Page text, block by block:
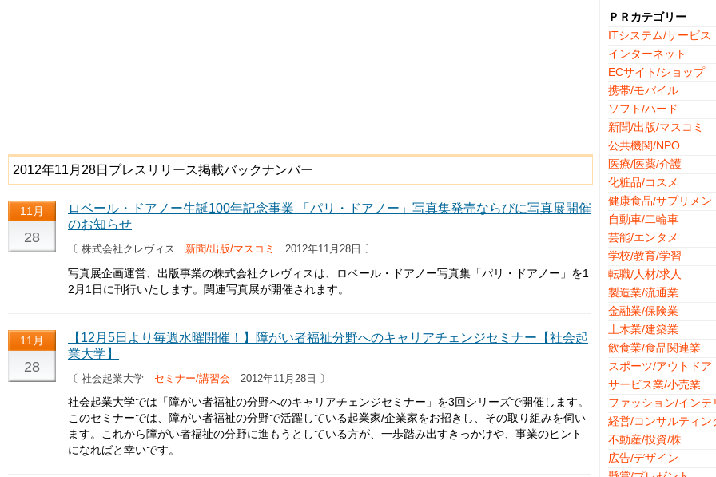
2012年11月28日プレスリリース掲載バックナンバー
11月
28
ロベール・ドアノー生誕100年記念事業 「パリ・ドアノー」写真集発売ならびに写真展開催
のお知らせ
〔 株式会社クレヴィス 新聞/出版/マスコミ 2012年11月28日 〕
写真展企画運営、出版事業の株式会社クレヴィスは、ロベール・ドアノー写真集「パリ・ドアノー」を1
2月1日に刊行いたします。関連写真展が開催されます。
11月
28
【12月5日より毎週水曜開催！】障がい者福祉分野へのキャリアチェンジセミナー【社会起
業大学】
〔 社会起業大学 セミナー/講習会 2012年11月28日 〕
社会起業大学では「障がい者福祉の分野へのキャリアチェンジセミナー」を3回シリーズで開催します。
このセミナーでは、障がい者福祉の分野で活躍している起業家/企業家をお招きし、その取り組みを伺い
ます。これから障がい者福祉の分野に進もうとしている方が、一歩踏み出すきっかけや、事業のヒント
になればと幸いです。
ＰＲカテゴリー
ITシステム/サービス
インターネット
ECサイト/ショップ
携帯/モバイル
ソフト/ハード
新聞/出版/マスコミ
公共機関/NPO
医療/医薬/介護
化粧品/コスメ
健康食品/サプリメン
自動車/二輪車
芸能/エンタメ
学校/教育/学習
転職/人材/求人
製造業/流通業
金融業/保険業
土木業/建築業
飲食業/食品関連業
スポーツ/アウトドア
サービス業/小売業
ファッション/インテ
経営/コンサルティン
不動産/投資/株
広告/デザイン